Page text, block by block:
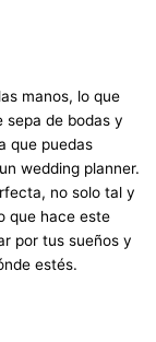
manos, lo que
sepa de bodas y
que puedas
wedding planner.
no solo tal y
que hace este
por tus sueños y
estés.